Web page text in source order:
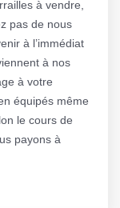
à vendre,
pas de nous
à l’immédiat
à nos
à votre
équipés même
le cours de
payons à